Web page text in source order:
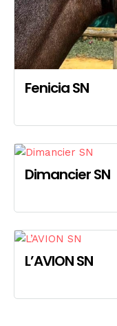
Fenicia SN
Dimancier SN
L’AVION SN